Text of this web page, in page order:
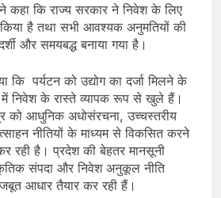
ने कहा कि राज्य सरकार ने निवेश के लिए
है तथा सभी आवश्यक अनुमतियों की
और समयबद्ध बनाया गया है।
कि पर्यटन को उद्योग का दर्जा मिलने के
में निवेश के रास्ते व्यापक रूप से खुले हैं।
को आधुनिक अधोसंरचना, उच्चस्तरीय
नीतियों के माध्यम से विकसित करने
रही है। प्रदेश की बेहतर मानसूनी
संपदा और निवेश अनुकूल नीति
आधार तैयार कर रही हैं।